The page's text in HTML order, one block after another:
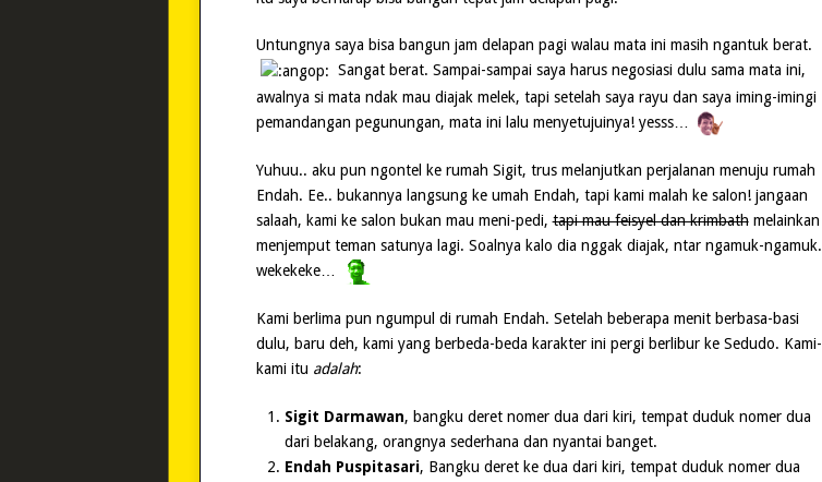
Untungnya saya bisa bangun jam delapan pagi walau mata ini masih ngantuk berat.
Sangat berat. Sampai-sampai saya harus negosiasi dulu sama mata ini,
awalnya si mata ndak mau diajak melek, tapi setelah saya rayu dan saya iming-imingi
pemandangan pegunungan, mata ini lalu menyetujuinya! yesss…
Yuhuu.. aku pun ngontel ke rumah Sigit, trus melanjutkan perjalanan menuju rumah
Endah. Ee.. bukannya langsung ke umah Endah, tapi kami malah ke salon! jangaan
salaah, kami ke salon bukan mau meni-pedi,tapi mau feisyel dan krimbathmelainkan
menjemput teman satunya lagi. Soalnya kalo dia nggak diajak, ntar ngamuk-ngamuk.
wekekeke…
Kami berlima pun ngumpul di rumah Endah. Setelah beberapa menit berbasa-basi
dulu, baru deh, kami yang berbeda-beda karakter ini pergi berlibur ke Sedudo. Kami-
kami itu adalah:
Sigit Darmawan, bangku deret nomer dua dari kiri, tempat duduk nomer dua
dari belakang, orangnya sederhana dan nyantai banget.
Endah Puspitasari, Bangku deret ke dua dari kiri, tempat duduk nomer dua